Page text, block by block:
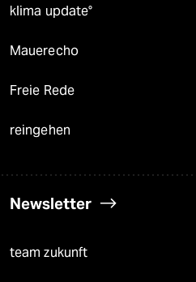
klima update°
Mauerecho
Freie Rede
reingehen
Newsletter
team zukunft